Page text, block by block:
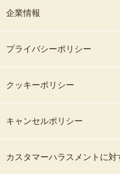
企業情報
プライバシーポリシー
クッキーポリシー
キャンセルポリシー
カスタマーハラスメントに対